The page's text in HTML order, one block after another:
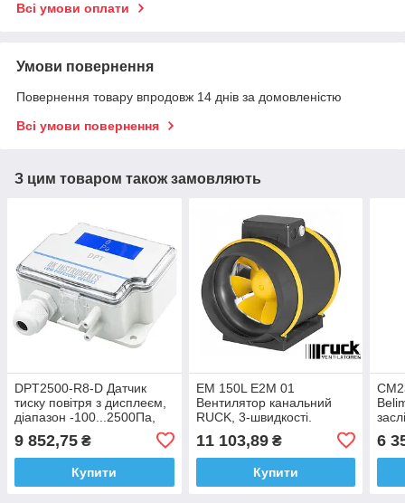
Всі умови оплати
Умови повернення
Повернення товару впродовж 14 днів за домовленістю
Всі умови повернення
З цим товаром також замовляють
DPT2500-R8-D Датчик
тиску повітря з дисплеєм,
діапазон -100...2500Па,
(Фінляндія)
9 852,75 ₴
Купити
EM 150L E2M 01
Вентилятор канальний
RUCK, 3-швидкості.
11 103,89₴
Купити
6